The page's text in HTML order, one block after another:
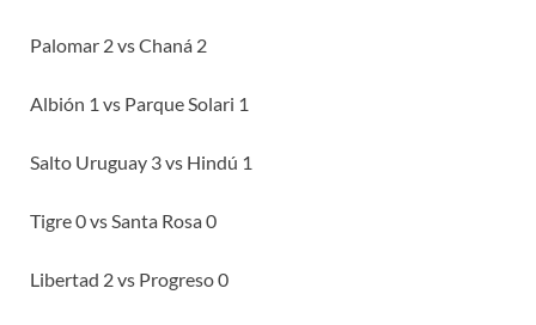
Palomar 2 vs Chaná 2
Albión 1 vs Parque Solari 1
Salto Uruguay 3 vs Hindú 1
Tigre 0 vs Santa Rosa 0
Libertad 2 vs Progreso 0